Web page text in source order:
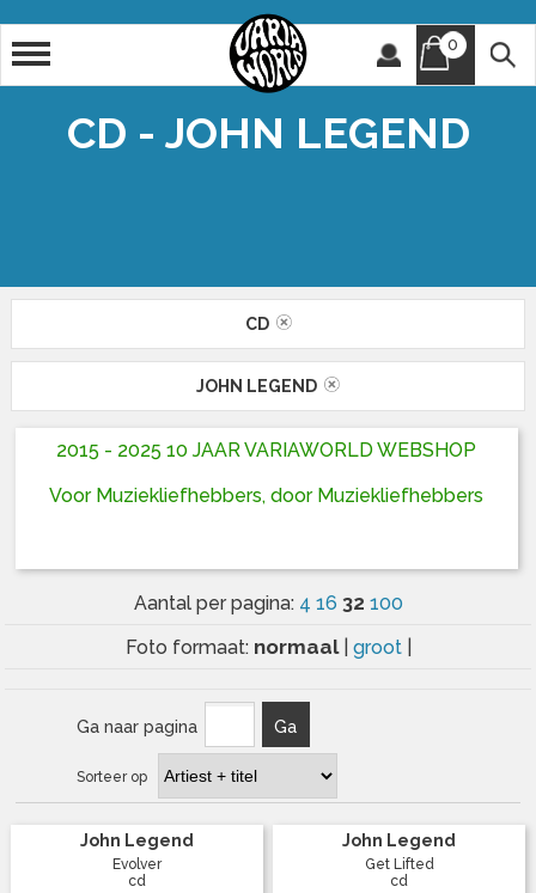
0
CD - JOHN LEGEND
CD
JOHN LEGEND
2015 - 2025 10 JAAR VARIAWORLD WEBSHOP
Voor Muziekliefhebbers, door Muziekliefhebbers
Aantal per pagina: 4 16 32 100
Foto formaat: normaal groot
Ga naar pagina Ga
Sorteer op
John Legend
Evolver
cd
John Legend
Get Lifted
cd